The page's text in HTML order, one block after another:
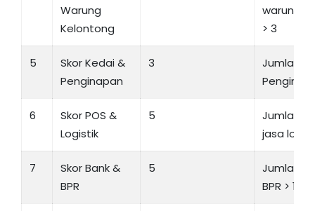
Warung
Kelontong
warung
> 3
5
Skor Kedai &
Penginapan
3
Jumlah
6
Skor POS &
Logistik
5
Jumlah
jasa
7
Skor Bank &
BPR
5
Jumlah
BPR > 1